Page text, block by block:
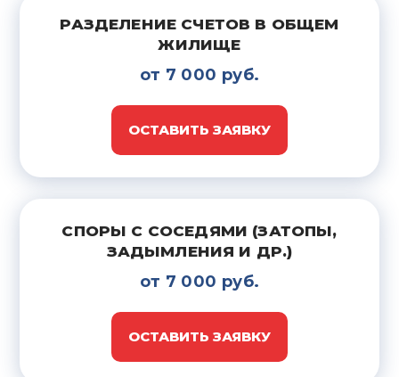
РАЗДЕЛЕНИЕ СЧЕТОВ В ОБЩЕМ
ЖИЛИЩЕ
от 7 000 руб.
ОСТАВИТЬ ЗАЯВКУ
СПОРЫ С СОСЕДЯМИ (ЗАТОПЫ,
ЗАДЫМЛЕНИЯ И ДР.)
от 7 000 руб.
ОСТАВИТЬ ЗАЯВКУ